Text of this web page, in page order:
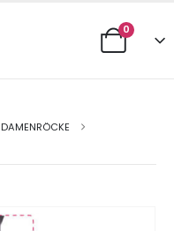
0
DAMENRÖCKE